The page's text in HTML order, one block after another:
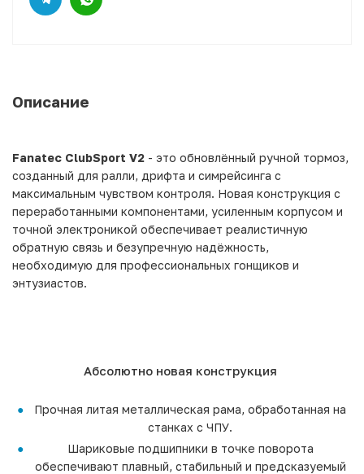
Описание
Fanatec ClubSport V2 - это обновлённый ручной тормоз,
созданный для ралли, дрифта и симрейсинга с
максимальным чувством контроля. Новая конструкция с
переработанными компонентами, усиленным корпусом и
точной электроникой обеспечивает реалистичную
обратную связь и безупречную надёжность,
необходимую для профессиональных гонщиков и
энтузиастов.
Абсолютно новая конструкция
Прочная литая металлическая рама, обработанная на
станках с ЧПУ.
Шариковые подшипники в точке поворота
обеспечивают плавный, стабильный и предсказуемый